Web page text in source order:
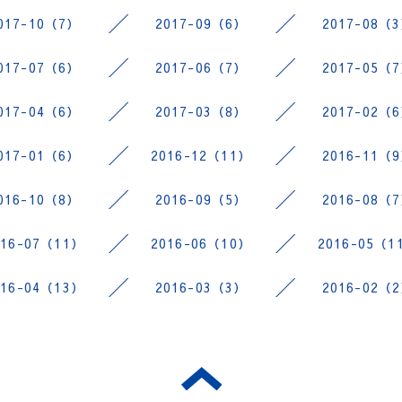
10（7） 2017-09（6） 2017-08（
07（6） 2017-06（7） 2017-05（
04（6） 2017-03（8） 2017-02（
01（6） 2016-12（11） 2016-11（
10（8） 2016-09（5） 2016-08（
07（11） 2016-06（10） 2016-05（
04（13） 2016-03（3） 2016-02（